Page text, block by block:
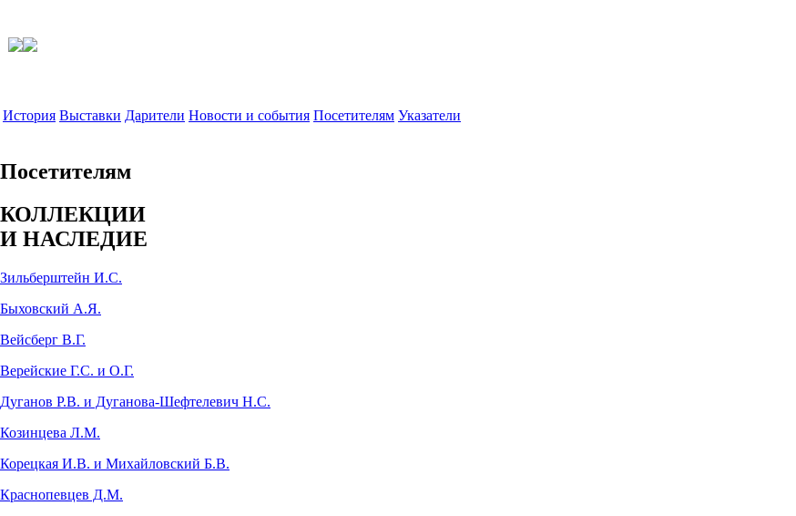
История Выставки Дарители Новости и события Посетителям Указатели
Посетителям
КОЛЛЕКЦИИ
И НАСЛЕДИЕ
Зильберштейн И.С.
Быховский А.Я.
Вейсберг В.Г.
Верейские Г.С. и О.Г.
Дуганов Р.В. и Дуганова-Шефтелевич Н.С.
Козинцева Л.М.
Корецкая И.В. и Михайловский Б.В.
Краснопевцев Д.М.